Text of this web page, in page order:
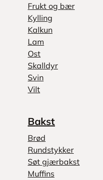
Frukt og bær
Kylling
Kalkun
Lam
Ost
Skalldyr
Svin
Vilt
Bakst
Brød
Rundstykker
Søt gjærbakst
Muffins